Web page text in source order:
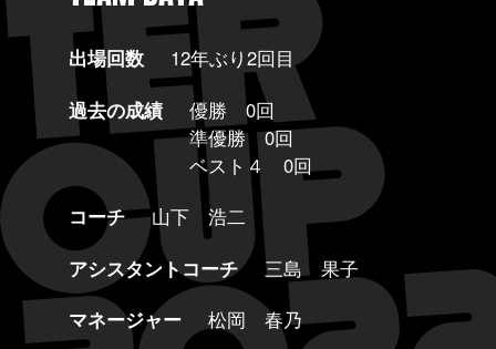
出場回数
12年ぶり2回目
過去の成績
優勝 0回
準優勝 0回
ベスト４ 0回
コーチ
山下 浩二
アシスタントコーチ
三島 果子
マネージャー
松岡 春乃